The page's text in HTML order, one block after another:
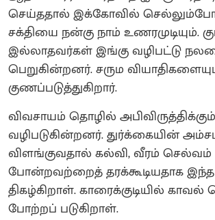
செய்ததால் இக்கோவில்
சக்தியை நன்கு நாம் உணரமுடியும்.
இல்லாதவர்கள் இங்கு வழிபட்டு
பெறுகின்றனர். சரும
குணப்படுத்துகிறார்.
விவசாயம் தொழில்
வழிபடுகின்றனர்‌. துர்க்கையின்
விளங்குவதால் கல்வி, வீரம் செல்வம்
போன்றவற்றைத் தரக்கூடியதாக
திகழ்கிறாள். காரைக்குடியில்
போற்றப் படுகிறாள்.